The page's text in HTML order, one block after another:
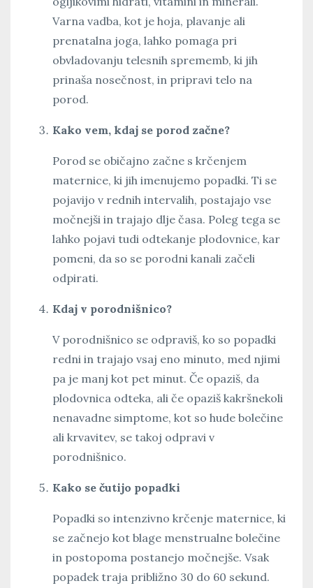
Varna vadba, kot je hoja, plavanje ali
prenatalna joga, lahko pomaga pri
obvladovanju telesnih sprememb, ki jih
prinaša nosečnost, in pripravi telo na
porod.
Kako vem, kdaj se porod začne?
Porod se običajno začne s krčenjem
maternice, ki jih imenujemo popadki. Ti se
pojavijo v rednih intervalih, postajajo vse
močnejši in trajajo dlje časa. Poleg tega se
lahko pojavi tudi odtekanje plodovnice, kar
pomeni, da so se porodni kanali začeli
odpirati.
Kdaj v porodnišnico?
V porodnišnico se odpraviš, ko so popadki
redni in trajajo vsaj eno minuto, med njimi
pa je manj kot pet minut. Če opaziš, da
plodovnica odteka, ali če opaziš kakršnekoli
nenavadne simptome, kot so hude bolečine
ali krvavitev, se takoj odpravi v
porodnišnico.
Kako se čutijo popadki
Popadki so intenzivno krčenje maternice, ki
se začnejo kot blage menstrualne bolečine
in postopoma postanejo močnejše. Vsak
popadek traja približno 30 do 60 sekund.